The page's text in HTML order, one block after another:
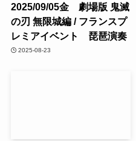
2025/09/05金 劇場版 鬼滅
の刃 無限城編 / フランスプ
レミアイベント 琵琶演奏
2025-08-23